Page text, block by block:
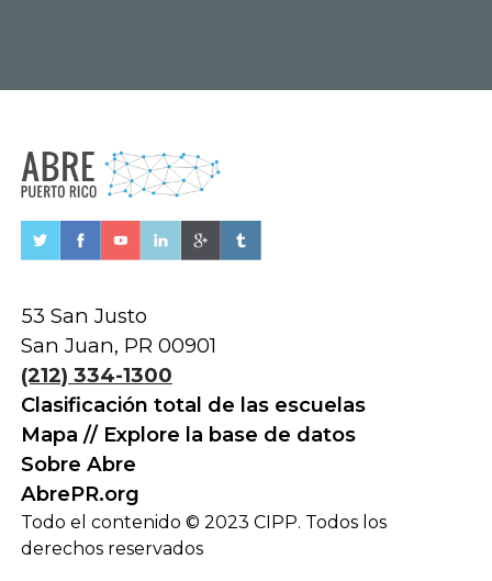
53 San Justo
San Juan, PR 00901
(212) 334-1300
Clasificación total de las escuelas
Mapa // Explore la base de datos
Sobre Abre
AbrePR.org
Todo el contenido © 2023 CIPP. Todos los
derechos reservados